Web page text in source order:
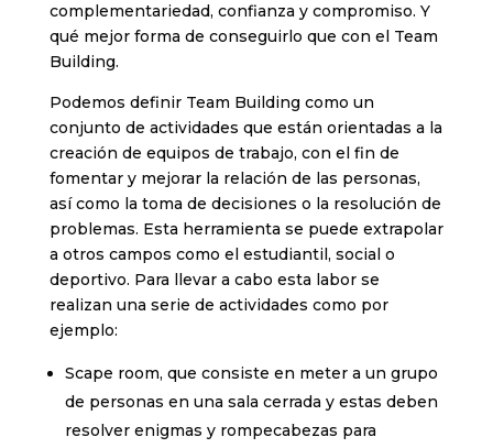
complementariedad, confianza y compromiso. Y
qué mejor forma de conseguirlo que con el Team
Building.
Podemos definir Team Building como un
conjunto de actividades que están orientadas a la
creación de equipos de trabajo, con el fin de
fomentar y mejorar la relación de las personas,
así como la toma de decisiones o la resolución de
problemas. Esta herramienta se puede extrapolar
a otros campos como el estudiantil, social o
deportivo. Para llevar a cabo esta labor se
realizan una serie de actividades como por
ejemplo:
Scape room, que consiste en meter a un grupo
de personas en una sala cerrada y estas deben
resolver enigmas y rompecabezas para